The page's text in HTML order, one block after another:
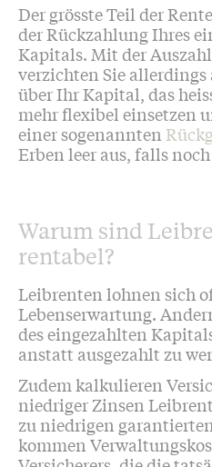
Der grösste Teil der
der Rückzahlung Ihres
Kapitals. Mit der
verzichten Sie
über Ihr Kapital, das
mehr flexibel einsetzen
einer sogenannten
Erben leer aus, falls
Warum sind
rentabel?
Leibrenten lohnen sich
Lebenserwartung.
des eingezahlten
anstatt ausgezahlt zu
Zudem kalkulieren
niedriger Zinsen
zu niedrigen
kommen